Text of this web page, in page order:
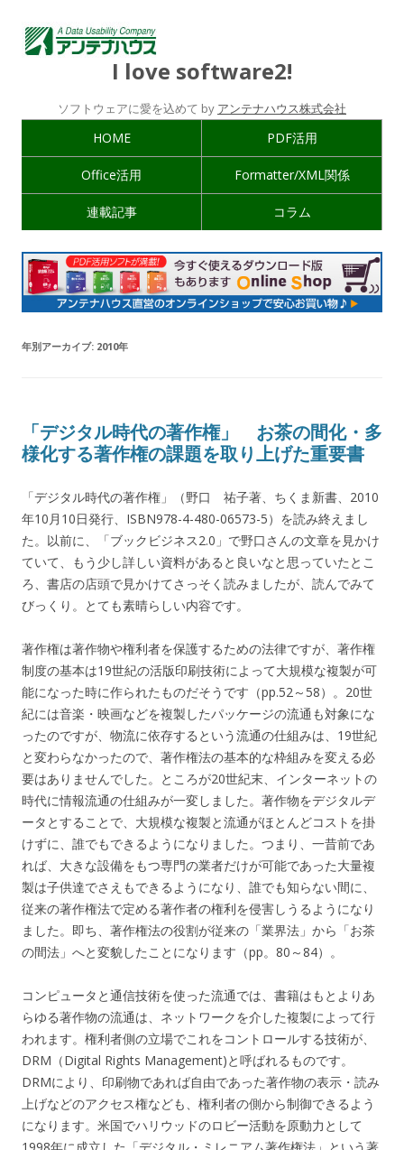
I love software2!
ソフトウェアに愛を込めて by アンテナハウス株式会社
HOME PDF活用
Office活用 Formatter/XML関係
連載記事 コラム
年別アーカイブ: 2010年
「デジタル時代の著作権」 お茶の間化・多
様化する著作権の課題を取り上げた重要書
「デジタル時代の著作権」（野口 祐子著、ちくま新書、2010
年10月10日発行、ISBN978-4-480-06573-5）を読み終えまし
た。以前に、「ブックビジネス2.0」で野口さんの文章を見かけ
ていて、もう少し詳しい資料があると良いなと思っていたとこ
ろ、書店の店頭で見かけてさっそく読みましたが、読んでみて
びっくり。とても素晴らしい内容です。
著作権は著作物や権利者を保護するための法律ですが、著作権
制度の基本は19世紀の活版印刷技術によって大規模な複製が可
能になった時に作られたものだそうです（pp.52～58）。20世
紀には音楽・映画などを複製したパッケージの流通も対象にな
ったのですが、物流に依存するという流通の仕組みは、19世紀
と変わらなかったので、著作権法の基本的な枠組みを変える必
要はありませんでした。ところが20世紀末、インターネットの
時代に情報流通の仕組みが一変しました。著作物をデジタルデ
ータとすることで、大規模な複製と流通がほとんどコストを掛
けずに、誰でもできるようになりました。つまり、一昔前であ
れば、大きな設備をもつ専門の業者だけが可能であった大量複
製は子供達でさえもできるようになり、誰でも知らない間に、
従来の著作権法で定める著作者の権利を侵害しうるようになり
ました。即ち、著作権法の役割が従来の「業界法」から「お茶
の間法」へと変貌したことになります（pp。80～84）。
コンピュータと通信技術を使った流通では、書籍はもとよりあ
らゆる著作物の流通は、ネットワークを介した複製によって行
われます。権利者側の立場でこれをコントロールする技術が、
DRM（Digital Rights Management)と呼ばれるものです。
DRMにより、印刷物であれば自由であった著作物の表示・読み
上げなどのアクセス権なども、権利者の側から制御できるよう
になります。米国でハリウッドのロビー活動を原動力として
1998年に成立した「デジタル・ミレニアム著作権法」という著